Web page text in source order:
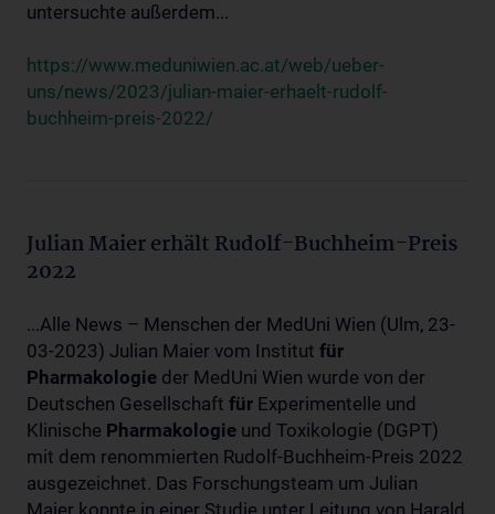
untersuchte außerdem...
https://www.meduniwien.ac.at/web/ueber-
uns/news/2023/julian-maier-erhaelt-rudolf-
buchheim-preis-2022/
Julian Maier erhält Rudolf-Buchheim-Preis
2022
...Alle News – Menschen der MedUni Wien (Ulm, 23-
03-2023) Julian Maier vom Institut für
Pharmakologie der MedUni Wien wurde von der
Deutschen Gesellschaft für Experimentelle und
Klinische Pharmakologie und Toxikologie (DGPT)
mit dem renommierten Rudolf-Buchheim-Preis 2022
ausgezeichnet. Das Forschungsteam um Julian
Maier konnte in einer Studie unter Leitung von Harald